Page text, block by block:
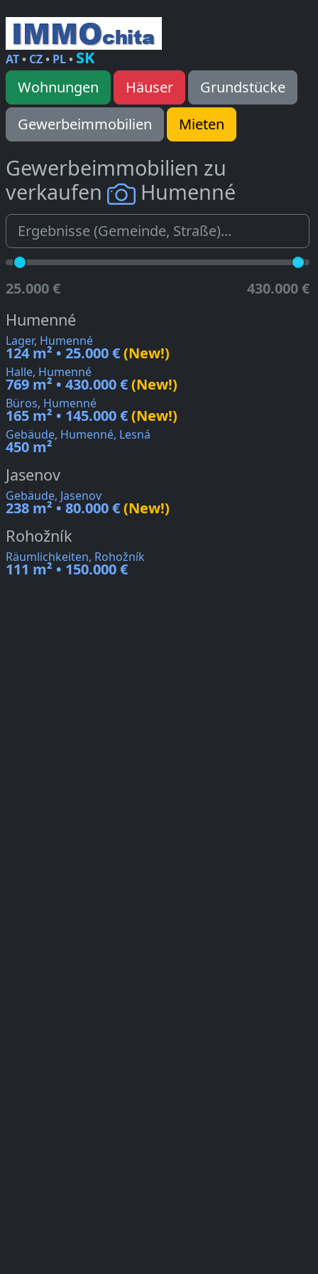
AT• CZ• PL• SK
Wohnungen Häuser
Grundstücke
Gewerbeimmobilien
Mieten
Gewerbeimmobilien zu
verkaufen
Humenné
25.000 € 430.000 €
Humenné
Lager, Humenné
124 m² • 25.000 €(New!)
Halle, Humenné
769 m² • 430.000 €(New!)
Büros, Humenné
165 m² • 145.000 €(New!)
Gebäude, Humenné, Lesná
450 m²
Jasenov
Gebäude, Jasenov
238 m² • 80.000 €(New!)
Rohožník
Räumlichkeiten, Rohožník
111 m² • 150.000 €